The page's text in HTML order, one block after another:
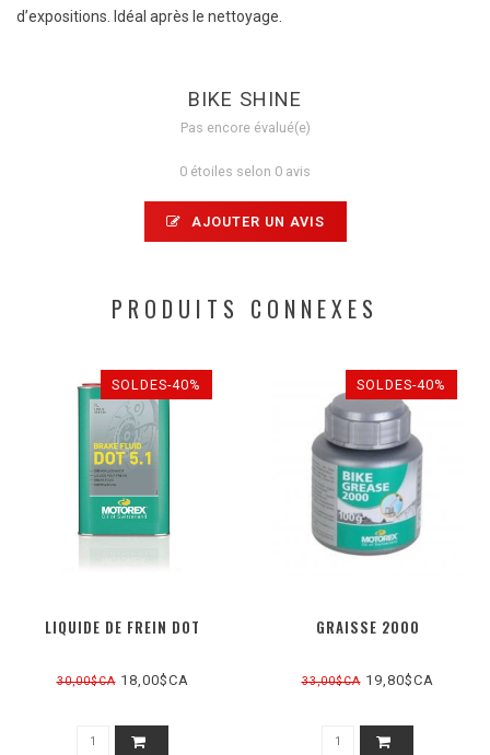
d’expositions. Idéal après le nettoyage.
BIKE SHINE
Pas encore évalué(e)
0 étoiles selon 0 avis
AJOUTER UN AVIS
PRODUITS CONNEXES
SOLDES-40%
LIQUIDE DE FREIN DOT
30,00$CA18,00$CA
SOLDES-40%
GRAISSE 2000
33,00$CA19,80$CA